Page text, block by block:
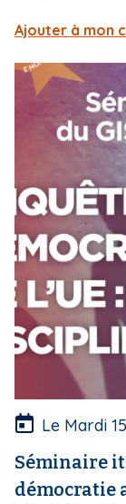
Ajouter à mon
I
e
o
v
e
r
t
r
e
Le Mardi
Séminaire
démocratie